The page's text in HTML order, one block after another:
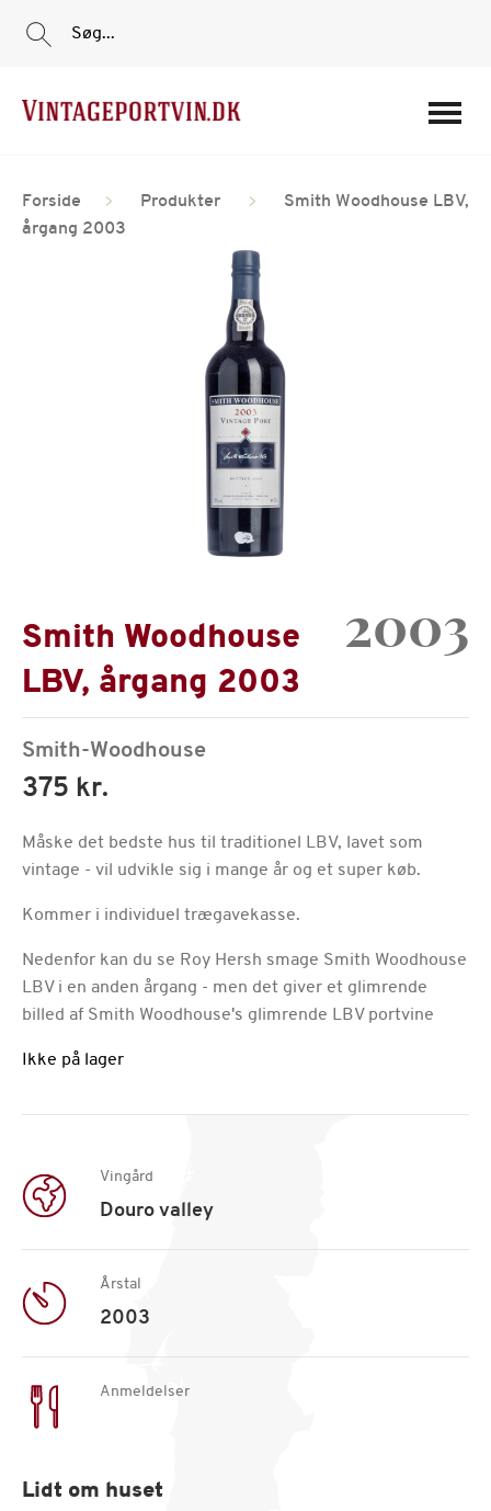
Portvinshuse
Søg...
Forside Produkter
Smith Woodhouse LBV,
årgang 2003
Smith Woodhouse
LBV, årgang 2003
2003
Smith-Woodhouse
375 kr.
Måske det bedste hus til traditionel LBV, lavet som
vintage - vil udvikle sig i mange år og et super køb.
Kommer i individuel trægavekasse.
Nedenfor kan du se Roy Hersh smage Smith Woodhouse
LBV i en anden årgang - men det giver et glimrende
billed af Smith Woodhouse's glimrende LBV portvine
Ikke på lager
Vingård
Douro valley
Årstal
2003
Anmeldelser
Lidt om huset